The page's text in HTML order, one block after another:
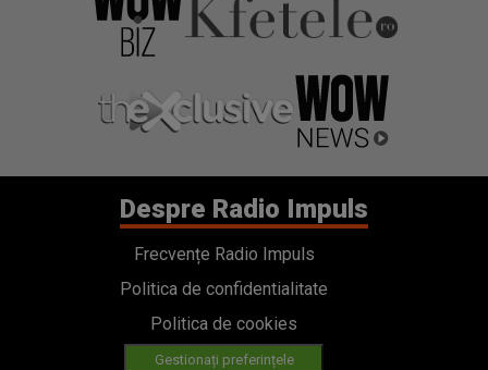
Despre Radio Impuls
Frecvențe Radio Impuls
Politica de confidentialitate
Politica de cookies
Gestionați preferințele